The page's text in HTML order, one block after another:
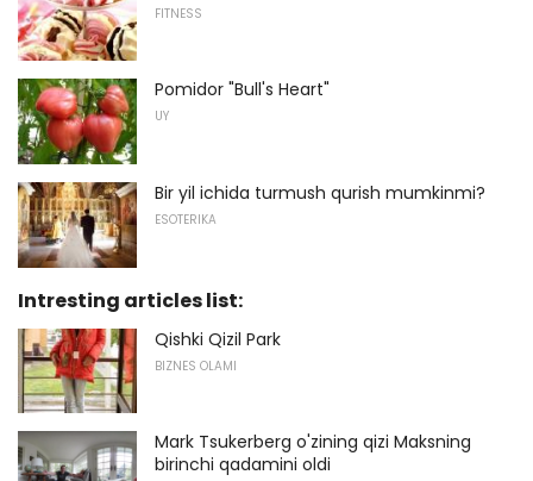
FITNESS
Pomidor "Bull's Heart"
UY
Bir yil ichida turmush qurish mumkinmi?
ESOTERIKA
Intresting articles list:
Qishki Qizil Park
BIZNES OLAMI
Mark Tsukerberg o'zining qizi Maksning
birinchi qadamini oldi